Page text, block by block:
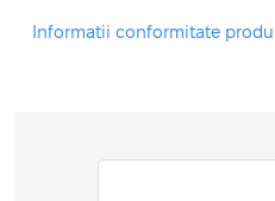
Informatii conformitate